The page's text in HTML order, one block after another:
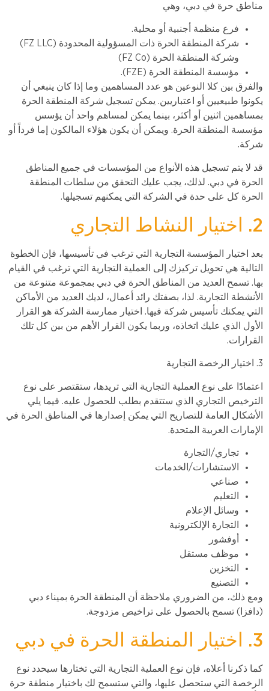
مناطق حرة في دبي، وهي
فرع منظمة أجنبية أو محلية.
شركة المنطقة الحرة ذات المسؤولية المحدودة (FZ LLC)
وشركة المنطقة الحرة (FZ Co)
مؤسسة المنطقة الحرة (FZE).
والفرق بين كلا النوعين هو عدد المساهمين وما إذا كان ينبغي أن
يكونوا طبيعيين أو اعتباريين. يمكن تسجيل شركة المنطقة الحرة
بمساهمين اثنين أو أكثر، بينما يمكن لمساهم واحد أن يؤسس
مؤسسة المنطقة الحرة. ويمكن أن يكون هؤلاء المالكون إما فرداً أو
شركة.
قد لا يتم تسجيل هذه الأنواع من المؤسسات في جميع المناطق
الحرة في دبي. لذلك، يجب عليك التحقق من سلطات المنطقة
الحرة كل على حدة في الشركة التي يمكنهم تسجيلها.
2. اختيار النشاط التجاري
بعد اختيار المؤسسة التجارية التي ترغب في تأسيسها، فإن الخطوة
التالية هي تحويل تركيزك إلى العملية التجارية التي ترغب في القيام
بها. تسمح العديد من المناطق الحرة في دبي بمجموعة متنوعة من
الأنشطة التجارية. لذا، بصفتك رائد أعمال، لديك العديد من الأماكن
التي يمكنك تأسيس شركة فيها. اختيار ممارسة الشركة هو القرار
الأول الذي عليك اتخاذه، وربما يكون القرار الأهم من بين كل تلك
القرارات.
3. اختيار الرخصة التجارية
اعتمادًا على نوع العملية التجارية التي تريدها، ستقتصر على نوع
الترخيص التجاري الذي ستتقدم بطلب للحصول عليه. فيما يلي
الأشكال العامة للتصاريح التي يمكن إصدارها في المناطق الحرة في
الإمارات العربية المتحدة.
تجاري/التجارة
الاستشارات/الخدمات
صناعي
التعليم
وسائل الإعلام
التجارة الإلكترونية
أوفشور
موظف مستقل
التخزين
التصنيع
ومع ذلك، من الضروري ملاحظة أن المنطقة الحرة بميناء دبي
(دافزا) تسمح بالحصول على تراخيص مزدوجة.
3. اختيار المنطقة الحرة في دبي
كما ذكرنا أعلاه، فإن نوع العملية التجارية التي تختارها سيحدد نوع
الرخصة التي ستحصل عليها، والتي ستسمح لك باختيار منطقة حرة